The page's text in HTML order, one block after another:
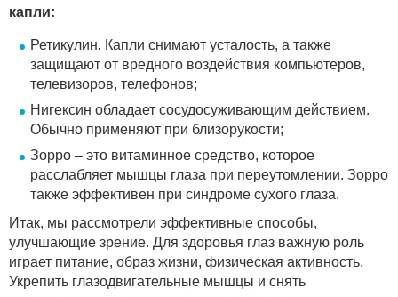
капли:
Ретикулин. Капли снимают усталость, а также
защищают от вредного воздействия компьютеров,
телевизоров, телефонов;
Нигексин обладает сосудосуживающим действием.
Обычно применяют при близорукости;
Зорро – это витаминное средство, которое
расслабляет мышцы глаза при переутомлении. Зорро
также эффективен при синдроме сухого глаза.
Итак, мы рассмотрели эффективные способы,
улучшающие зрение. Для здоровья глаз важную роль
играет питание, образ жизни, физическая активность.
Укрепить глазодвигательные мышцы и снять